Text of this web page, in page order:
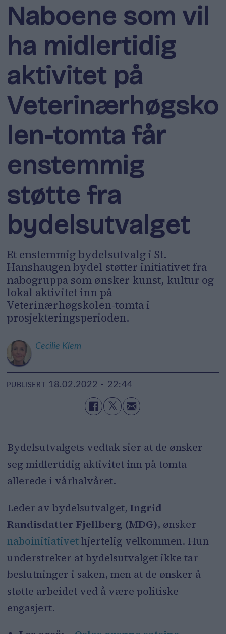
Naboene som vil
ha midlertidig
aktivitet på
Veterinærhøgsko
len-tomta får
enstemmig
støtte fra
bydelsutvalget
Et enstemmig bydelsutvalg i St.
Hanshaugen bydel støtter initiativet fra
nabogruppa som ønsker kunst, kultur og
lokal aktivitet inn på
Veterinærhøgskolen-tomta i
prosjekteringsperioden.
Cecilie Klem
PUBLISERT 18.02.2022 - 22:44
Bydelsutvalgets vedtak sier at de ønsker
seg midlertidig aktivitet inn på tomta
allerede i vårhalvåret.
Leder av bydelsutvalget, Ingrid
Randisdatter Fjellberg (MDG), ønsker
naboinitiativethjertelig velkommen. Hun
understreker at bydelsutvalget ikke tar
beslutninger i saken, men at de ønsker å
støtte arbeidet ved å være politiske
engasjert.